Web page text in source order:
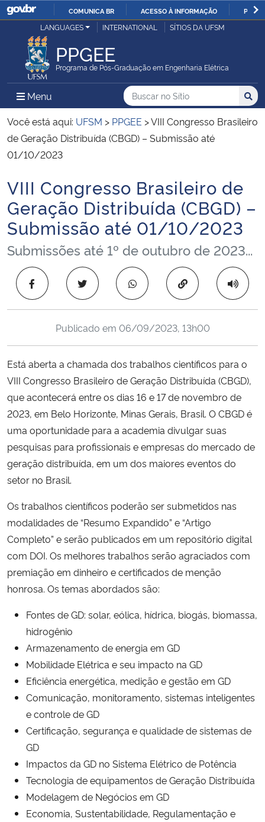
IR
COMUNICA BR ACESSO À INFORMAÇÃO
Ministério da Justiça e Segurança Pública
Ministério da Defesa
Ministério das Relações Exteriores
Ministério da Economia
Ministério da Infraestrutura
Ministério da Agricultura, Pecuária e Abastecimento
Ministério da Educação
Ministério da Cidadania
Ministério da Ciência, Tecnologia, Inovações e Comunicações
Ministério do Meio Ambiente
Ministério do Turismo
Ministério do Desenvolvimento Regional
Ministério da Mulher, da Família e dos Direitos Humanos
Secretaria-Geral
Secretaria de Governo
Gabinete de Segurança Institucional
Advocacia-Geral da União
Banco Central do Brasil
Planalto
LANGUAGES INTERNATIONAL SÍTIOS DA UFSM
PPGEE
Programa de Pós-Graduação em Engenharia Elétrica
Menu Menu Principal do Sítio
Busca
Buscar no no Sítio
Busca:
Você está aqui: UFSM > PPGEE >VIII Congresso Brasileiro
de Geração Distribuída (CBGD) – Submissão até
01/10/2023
Início do conteúdo
VIII Congresso Brasileiro de
Geração Distribuída (CBGD) –
Submissão até 01/10/2023
Submissões até 1º de outubro de 2023...
Copiar para área
Publicado em 06/09/2023, 13h00
Está aberta a chamada dos trabalhos científicos para o
VIII Congresso Brasileiro de Geração Distribuída (CBGD),
que acontecerá entre os dias 16 e 17 de novembro de
2023, em Belo Horizonte, Minas Gerais, Brasil. O CBGD é
uma oportunidade para a academia divulgar suas
pesquisas para profissionais e empresas do mercado de
geração distribuída, em um dos maiores eventos do
setor no Brasil.
Os trabalhos científicos poderão ser submetidos nas
modalidades de “Resumo Expandido” e “Artigo
Completo” e serão publicados em um repositório digital
com DOI. Os melhores trabalhos serão agraciados com
premiação em dinheiro e certificados de menção
honrosa. Os temas abordados são:
Fontes de GD: solar, eólica, hídrica, biogás, biomassa,
hidrogênio
Armazenamento de energia em GD
Mobilidade Elétrica e seu impacto na GD
Eficiência energética, medição e gestão em GD
Comunicação, monitoramento, sistemas inteligentes
e controle de GD
Certificação, segurança e qualidade de sistemas de
GD
Impactos da GD no Sistema Elétrico de Potência
Tecnologia de equipamentos de Geração Distribuída
Modelagem de Negócios em GD
Economia, Sustentabilidade, Regulamentação e